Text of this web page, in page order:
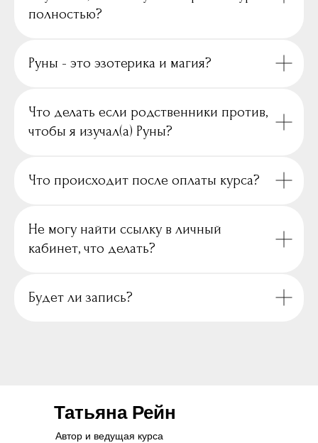
полностью?
Руны - это эзотерика и магия?
Что делать если родственники против,
чтобы я изучал(а) Руны?
Что происходит после оплаты курса?
Не могу найти ссылку в личный
кабинет, что делать?
Будет ли запись?
Татьяна Рейн
Автор и ведущая курса